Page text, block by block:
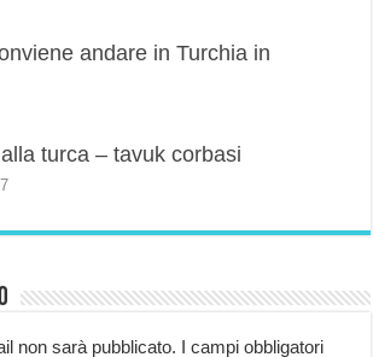
andare in Turchia in
turca – tavuk corbasi
non sarà pubblicato. I campi obbligatori